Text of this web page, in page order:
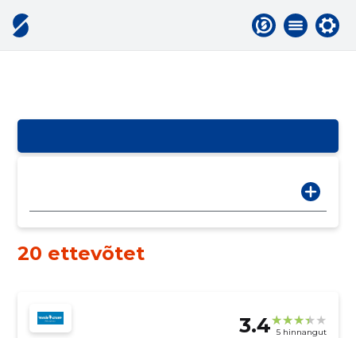
20 ettevõtet
3.4 5 hinnangut